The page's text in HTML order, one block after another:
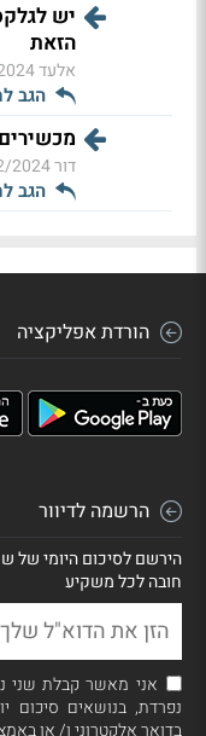
הזאת
אלעד06:22
הגב
מכשירים
דור21:15
הגב
הורדת אפליקציה
הרשמה לדיוור
הירשם לסיכום היומי של
חובה לכל משקיע
אני מאשר קבלת שני
נפרדת, בנושאים סיכום
בדואר אלקטרוני ו/ או